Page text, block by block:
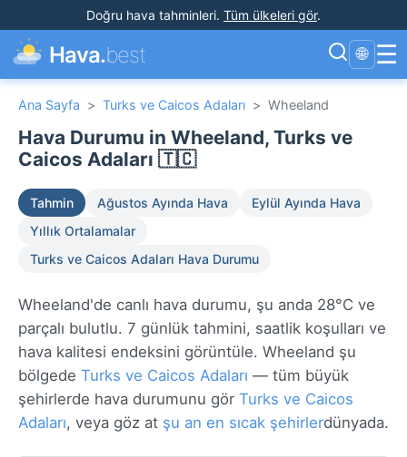
Doğru hava tahminleri. Tüm ülkeleri gör.
Hava.best 🌐 ☰
Ana Sayfa > Turks ve Caicos Adaları > Wheeland
Hava Durumu in Wheeland, Turks ve
Caicos Adaları 🇹🇨
Tahmin Ağustos Ayında Hava
Eylül Ayında Hava
Yıllık Ortalamalar
Turks ve Caicos Adaları Hava Durumu
Wheeland'de canlı hava durumu, şu anda 28°C ve
parçalı bulutlu. 7 günlük tahmini, saatlik koşulları ve
hava kalitesi endeksini görüntüle. Wheeland şu
bölgede Turks ve Caicos Adaları — tüm büyük
şehirlerde hava durumunu gör Turks ve Caicos
Adaları, veya göz at şu an en sıcak şehirlerdünyada.